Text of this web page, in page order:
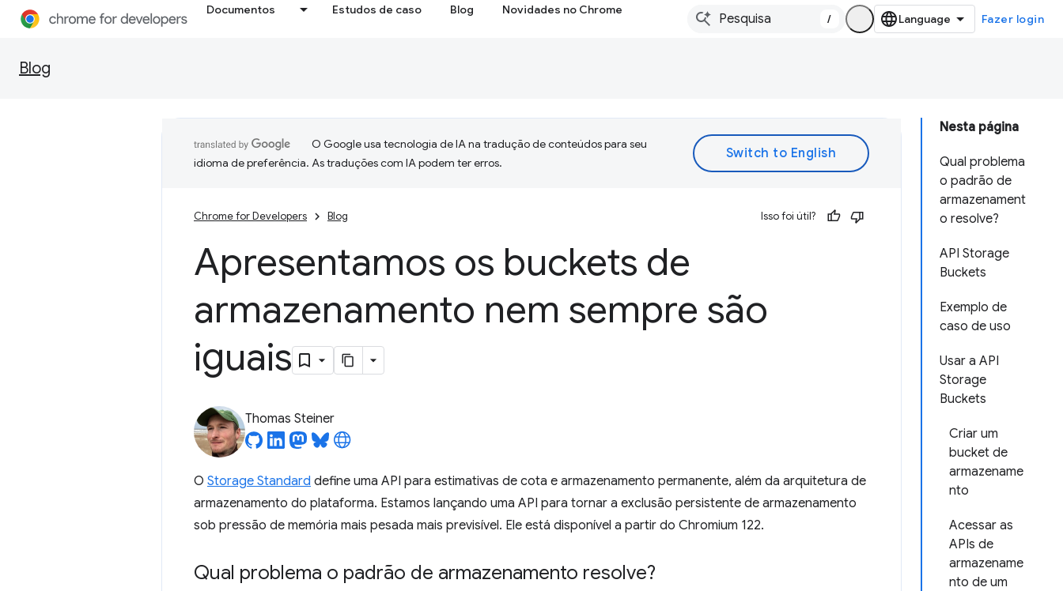
Documentos Estudos de caso Blog Novidades no Chrome
/ Fazer login
Blog
Nesta página
Qual problema
o padrão de
armazenament
o resolve?
API Storage
Buckets
Exemplo de
caso de uso
Usar a API
Storage
Buckets
Criar um
bucket de
armazename
nto
Acessar as
APIs de
armazename
nto de um
O Google usa tecnologia de IA na tradução de conteúdos para seu
idioma de preferência. As traduções com IA podem ter erros.
Chrome for Developers Blog Isso foi útil?
Apresentamos os buckets de
armazenamento nem sempre são
iguais
Thomas Steiner
O Storage Standard define uma API para estimativas de cota e armazenamento permanente, além da arquitetura de
armazenamento do plataforma. Estamos lançando uma API para tornar a exclusão persistente de armazenamento
sob pressão de memória mais pesada mais previsível. Ele está disponível a partir do Chromium 122.
Qual problema o padrão de armazenamento resolve?